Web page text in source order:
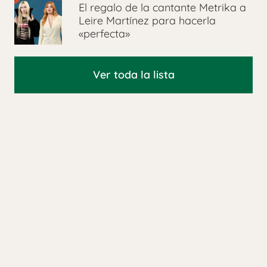
El regalo de la cantante Metrika a
Leire Martínez para hacerla
«perfecta»
Ver toda la lista